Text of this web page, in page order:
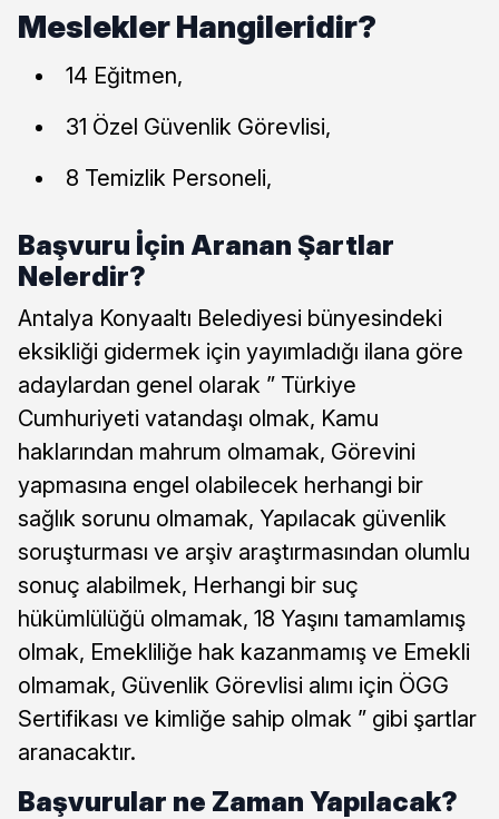
Meslekler Hangileridir?
14 Eğitmen,
31 Özel Güvenlik Görevlisi,
8 Temizlik Personeli,
Başvuru İçin Aranan Şartlar
Nelerdir?
Antalya Konyaaltı Belediyesi bünyesindeki
eksikliği gidermek için yayımladığı ilana göre
adaylardan genel olarak ” Türkiye
Cumhuriyeti vatandaşı olmak, Kamu
haklarından mahrum olmamak, Görevini
yapmasına engel olabilecek herhangi bir
sağlık sorunu olmamak, Yapılacak güvenlik
soruşturması ve arşiv araştırmasından olumlu
sonuç alabilmek, Herhangi bir suç
hükümlülüğü olmamak, 18 Yaşını tamamlamış
olmak, Emekliliğe hak kazanmamış ve Emekli
olmamak, Güvenlik Görevlisi alımı için ÖGG
Sertifikası ve kimliğe sahip olmak ” gibi şartlar
aranacaktır.
Başvurular ne Zaman Yapılacak?